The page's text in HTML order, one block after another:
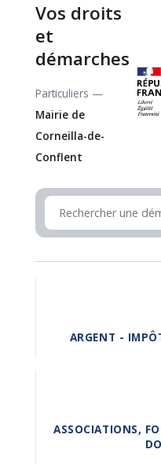
Vos droits
et
démarches
Particuliers —
Mairie de
Corneilla-de-
Conflent
ARGENT -
ASSOCIATIONS,